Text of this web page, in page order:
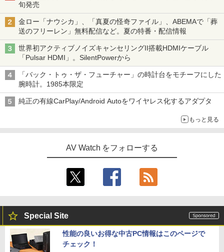
旬発売
金ロー「ナウシカ」、「真夏の怪奇ファイル」、ABEMAで「葬
送のフリーレン」無料配信など。夏の特番・配信情報
世界初アクティブノイズキャンセリングII搭載HDMIケーブル
「Pulsar HDMI」。SilentPowerから
「バック・トゥ・ザ・フューチャー」の時計台をモチーフにした
腕時計。1985本限定
純正の有線CarPlay/Android Autoをワイヤレス化するアダプタ
もっと見る
AV Watch をフォローする
Special Site
性能の良いお得な中古PC情報はこのページで
チェック！